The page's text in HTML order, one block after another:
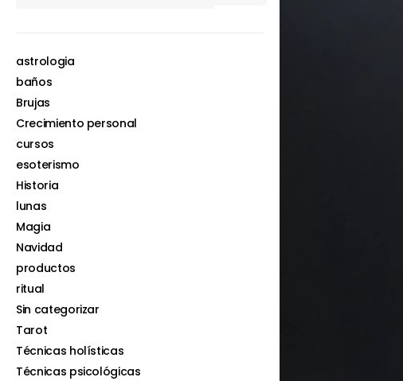
astrologia
baños
Brujas
Crecimiento personal
cursos
esoterismo
Historia
lunas
Magia
Navidad
productos
ritual
Sin categorizar
Tarot
Técnicas holísticas
Técnicas psicológicas